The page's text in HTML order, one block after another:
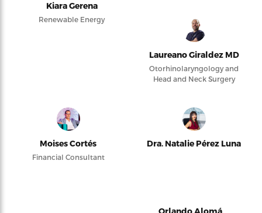
Kiara Gerena
Renewable Energy
Laureano Giraldez MD
Otorhinolaryngology and
Head and Neck Surgery
Moises Cortés
Financial Consultant
Dra. Natalie Pérez Luna
Orlando Alomá